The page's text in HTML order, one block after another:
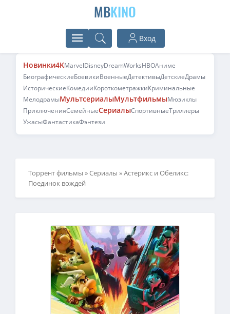
MBKINO
Вход
Новинки4KMarvelDisneyDreamWorksHBOАниме
БиографическиеБоевикиВоенныеДетективыДетскиеДрамы
ИсторическиеКомедииКороткометражкиКриминальные
МелодрамыМультсериалыМультфильмыМюзиклы
ПриключенияСемейныеСериалыСпортивныеТриллеры
УжасыФантастикаФэнтези
Торрент фильмы »Сериалы » Астерикс и Обеликс:
Поединок вождей